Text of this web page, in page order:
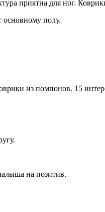
приятна для ног.
основному полу.
на позитив.